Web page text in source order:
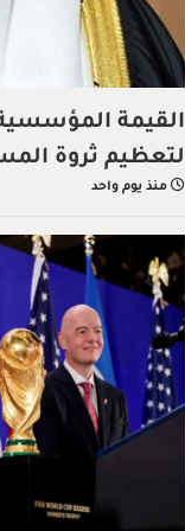
القيمة
لتعظيم ثروة
منذ يوم واحد